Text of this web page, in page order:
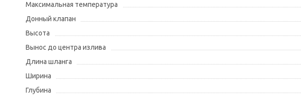
Максимальная температура
Донный клапан
Высота
Вынос до центра излива
Длина шланга
Ширина
Глубина